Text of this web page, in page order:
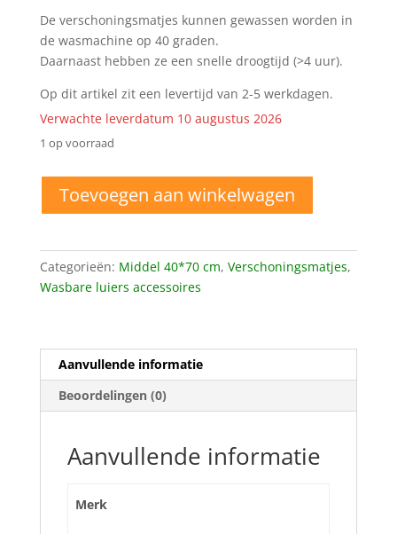
De verschoningsmatjes kunnen gewassen worden in
de wasmachine op 40 graden.
Daarnaast hebben ze een snelle droogtijd (>4 uur).
Op dit artikel zit een levertijd van 2-5 werkdagen.
Verwachte leverdatum 10 augustus 2026
1 op voorraad
Toevoegen aan winkelwagen
Categorieën: Middel 40*70 cm, Verschoningsmatjes,
Wasbare luiers accessoires
Aanvullende informatie
Beoordelingen (0)
Aanvullende informatie
Merk